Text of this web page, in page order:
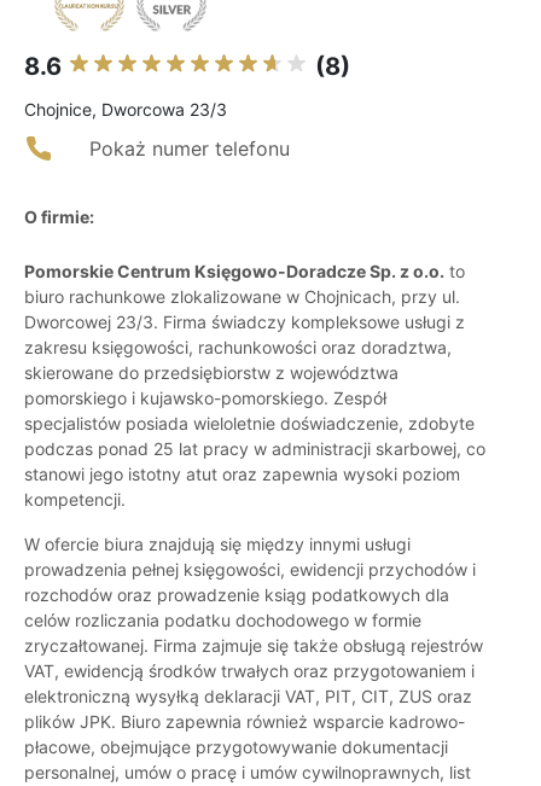
8.6 (8)
Chojnice, Dworcowa 23/3
Pokaż numer telefonu
O firmie:
Pomorskie Centrum Księgowo-Doradcze Sp. z o.o. to
biuro rachunkowe zlokalizowane w Chojnicach, przy ul.
Dworcowej 23/3. Firma świadczy kompleksowe usługi z
zakresu księgowości, rachunkowości oraz doradztwa,
skierowane do przedsiębiorstw z województwa
pomorskiego i kujawsko-pomorskiego. Zespół
specjalistów posiada wieloletnie doświadczenie, zdobyte
podczas ponad 25 lat pracy w administracji skarbowej, co
stanowi jego istotny atut oraz zapewnia wysoki poziom
kompetencji.
W ofercie biura znajdują się między innymi usługi
prowadzenia pełnej księgowości, ewidencji przychodów i
rozchodów oraz prowadzenie ksiąg podatkowych dla
celów rozliczania podatku dochodowego w formie
zryczałtowanej. Firma zajmuje się także obsługą rejestrów
VAT, ewidencją środków trwałych oraz przygotowaniem i
elektroniczną wysyłką deklaracji VAT, PIT, CIT, ZUS oraz
plików JPK. Biuro zapewnia również wsparcie kadrowo-
płacowe, obejmujące przygotowywanie dokumentacji
personalnej, umów o pracę i umów cywilnoprawnych, list